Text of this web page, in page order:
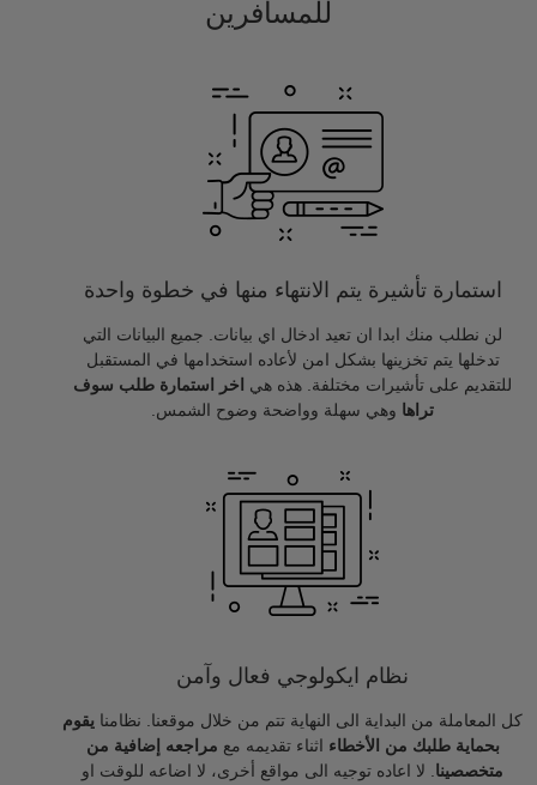
للمسافرين
استمارة تأشيرة يتم الانتهاء منها في خطوة واحدة
لن نطلب منك ابدا ان تعيد ادخال اي بيانات. جميع البيانات التي
تدخلها يتم تخزينها بشكل امن لأعاده استخدامها في المستقبل
للتقديم على تأشيرات مختلفة. هذه هي
اخر استمارة طلب سوف
تراها وهي سهلة وواضحة وضوح الشمس.
نظام ايكولوجي فعال وآمن
كل المعاملة من البداية الى النهاية تتم من خلال موقعنا. نظامنا يقوم
بحماية طلبك من الأخطاء اثناء تقديمه مع مراجعه إضافية من
متخصصينا . لا اعاده توجيه الى مواقع أخرى، لا اضاعه للوقت او